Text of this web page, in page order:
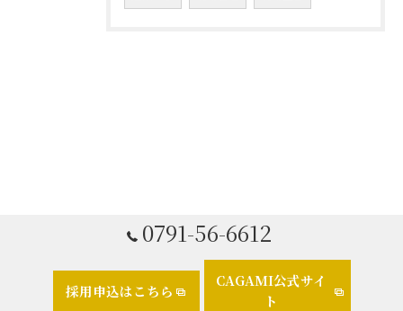
0791-56-6612
採用申込はこちら
CAGAMI公式サイ
ト